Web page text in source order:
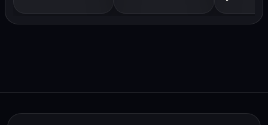
cultiver
est en vous